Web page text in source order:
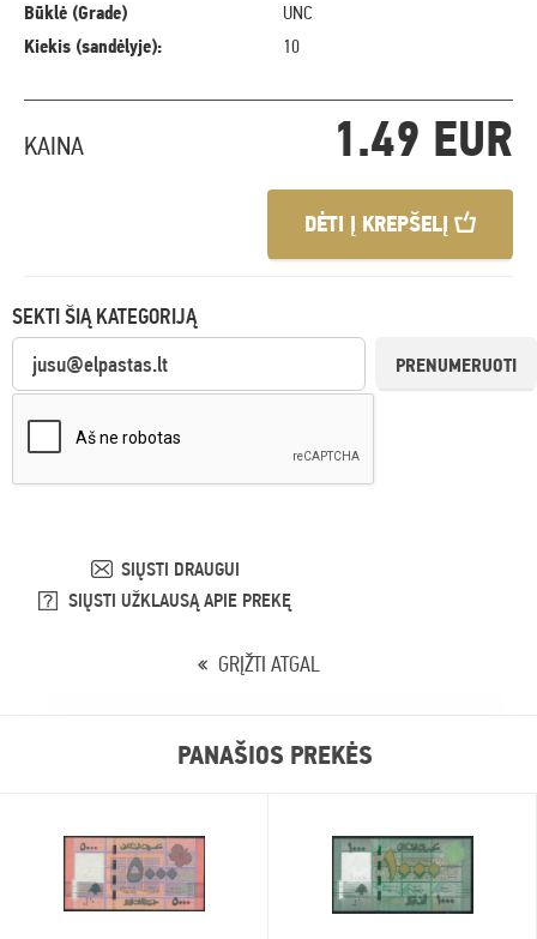
Būklė (Grade)
UNC
Kiekis (sandėlyje):
10
KAINA 1.49 EUR
DĖTI Į KREPŠELĮ
SEKTI ŠIĄ KATEGORIJĄ
PRENUMERUOTI
SIŲSTI DRAUGUI
SIŲSTI UŽKLAUSĄ APIE PREKĘ
GRĮŽTI ATGAL
PANAŠIOS PREKĖS